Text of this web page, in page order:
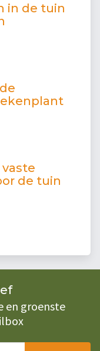
in de tuin
de tuin
en groenste